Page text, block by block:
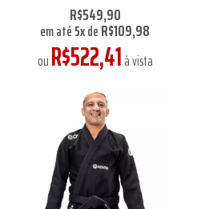
R$549,90
em até5xdeR$109,98
ouR$522,41à vista